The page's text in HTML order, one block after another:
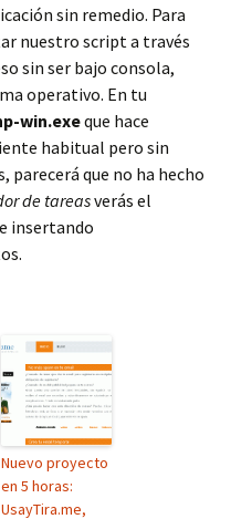
sin remedio. Para
nuestro script a través
sin ser bajo consola,
operativo. En tu
win.exeque hace
habitual pero sin
parecerá que no ha hecho
de tareasverás el
insertando
Nuevo proyecto
en 5 horas:
UsayTira.me,